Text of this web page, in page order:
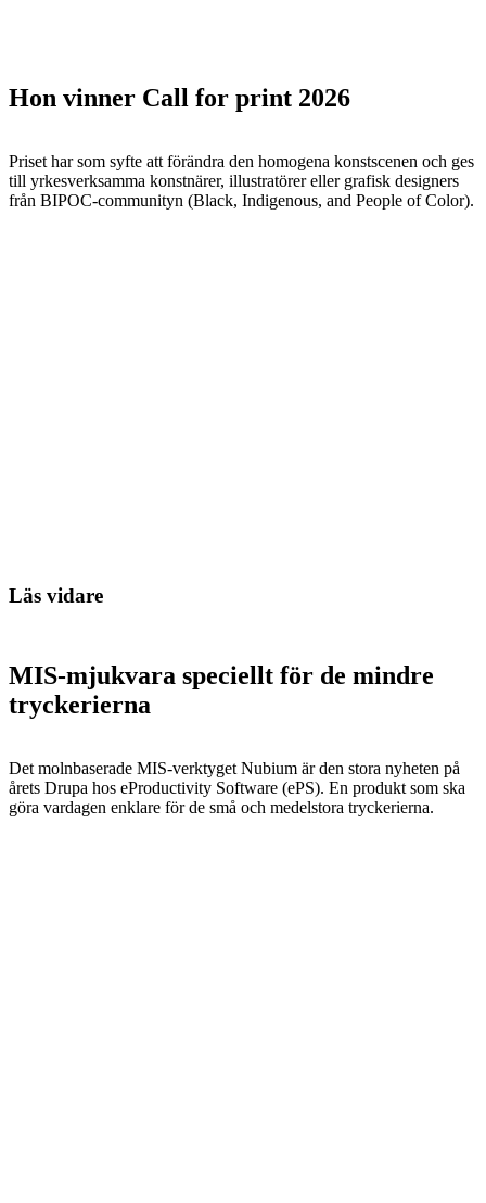
Hon vinner Call for print 2026
Priset har som syfte att förändra den homogena konstscenen och ges
till yrkesverksamma konstnärer, illustratörer eller grafisk designers
från BIPOC-communityn (Black, Indigenous, and People of Color).
Läs vidare
MIS-mjukvara speciellt för de mindre
tryckerierna
Det molnbaserade MIS-verktyget Nubium är den stora nyheten på
årets Drupa hos eProductivity Software (ePS). En produkt som ska
göra vardagen enklare för de små och medelstora tryckerierna.